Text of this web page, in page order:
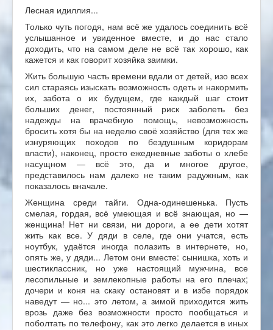
Лесная идиллия...
Только чуть погодя, нам всё же удалось соединить всё
услышанное и увиденное вместе, и до нас стало
доходить, что на самом деле не всё так хорошо, как
кажется и как говорит хозяйка заимки.
Жить большую часть времени вдали от детей, изо всех
сил стараясь изыскать возможность одеть и накормить
их, забота о их будущем, где каждый шаг стоит
больших денег, постоянный риск заболеть без
надежды на врачебную помощь, невозможность
бросить хотя бы на неделю своё хозяйство (для тех же
изнуряющих походов по бездушным коридорам
власти), наконец, просто ежедневные заботы о хлебе
насущном — всё это, да и многое другое,
представилось нам далеко не таким радужным, как
показалось вначале.
Женщина среди тайги. Одна-одинешенька. Пусть
смелая, гордая, всё умеющая и всё знающая, но —
женщина! Нет ни связи, ни дороги, а ее дети хотят
жить как все. У дяди в селе, где они учатся, есть
ноутбук, удаётся иногда полазить в интернете, но,
опять же, у дяди... Летом они вместе: сынишка, хоть и
шестиклассник, но уже настоящий мужчина, все
лесопильные и землекопные работы на его плечах;
дочери и коня на скаку остановят и в избе порядок
наведут — но... это летом, а зимой приходится жить
врозь даже без возможности просто пообщаться и
поболтать по телефону, как это легко делается в иных